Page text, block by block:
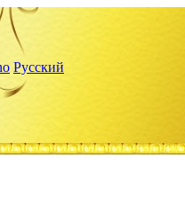
Русский